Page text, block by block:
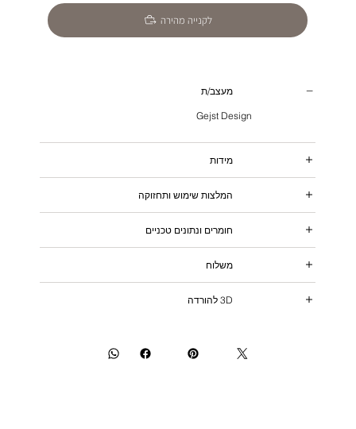
לקנייה מהירה
מעצב/ת
Gejst Design
מידות
המלצות שימוש ותחזוקה
חומרים ונתונים טכניים
משלוח
3D להורדה